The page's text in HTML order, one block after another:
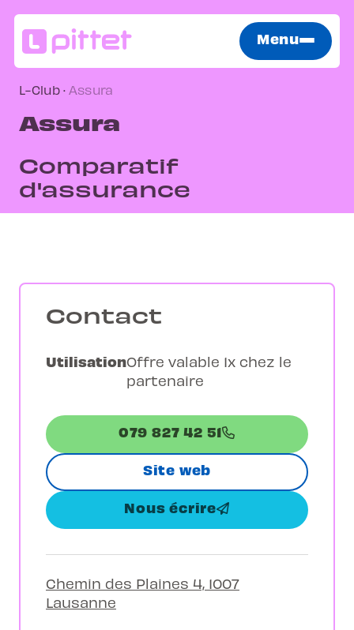
Menu
L-Club · Assura
Assura
Comparatif
d'assurance
Contact
UtilisationOffre valable 1x chez le
partenaire
079 827 42 51
Site web
Nous écrire
Chemin des Plaines 4, 1007
Lausanne